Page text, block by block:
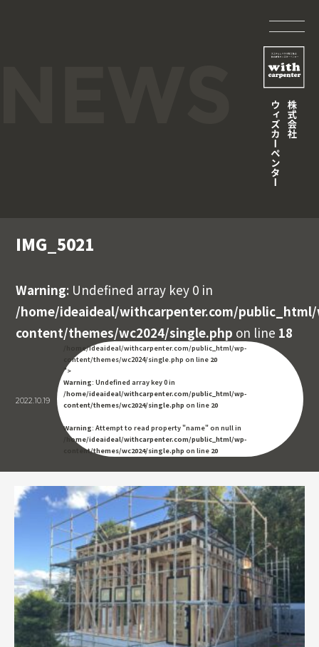
IMG_5021
Warning: Undefined array key 0 in
/home/ideaideal/withcarpenter.com/
content/themes/wc2024/single.php on line 18
2022.10.19
/home/ideaideal/withcarpenter.com/public_html/wp-
content/themes/wc2024/single.php on line 20
">
Warning: Undefined array key 0 in
/home/ideaideal/withcarpenter.com/public_html/wp-
content/themes/wc2024/single.php on line 20
Warning: Attempt to read property "name" on null in
/home/ideaideal/withcarpenter.com/public_html/wp-
content/themes/wc2024/single.php on line 20